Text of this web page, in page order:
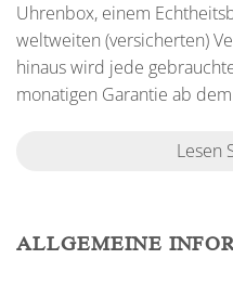
Uhrenbox, einem
weltweiten (versicherten)
hinaus wird jede
monatigen Garantie ab
Lesen
ALLGEMEINE